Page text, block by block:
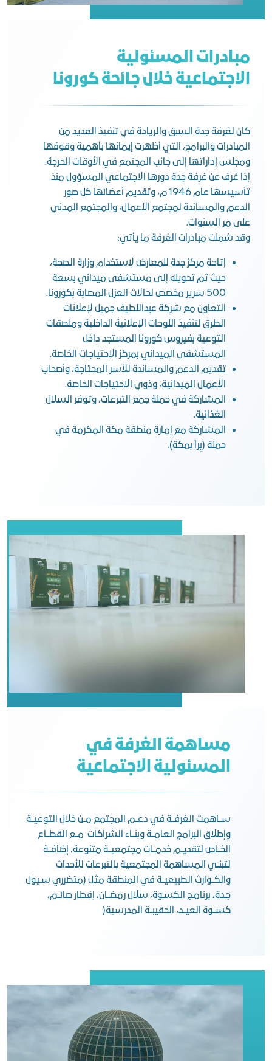
مبادرات المسئولية
الاجتماعية خلال جائحة كورونا
كان لغرفة جدة السبق والريادة في تنفيذ العديد من
المبادرات والبرامج، التي أظهرت إيمانها بأهمية وقوفها
ومجلس إداراتها إلى جانب المجتمع في الأوقات الحرجة.
إذا عُرف عن غرفة جدة دورها الاجتماعي المسؤول منذ
تأسيسها عام 1946 م، وتقديم أعضائها كل صور
الدعم والمساندة لمجتمع الأعمال، والمجتمع المدني
على مر السنوات.
وقد شملت مبادرات الغرفة ما يأتي:
إتاحة مركز جدة للمعارض لاستخدام وزارة الصحة،
حيث تم تحويله إلى مستشفى ميداني بسعة
500 سرير مخصص لحالات العزل المصابة بكورونا.
التعاون مع شركة عبداللطيف جميل لإعلانات
الطرق لتنفيذ اللوحات الإعلانية الداخلية وملصقات
التوعية بفيروس كورونا المستجد داخل
المستشفى الميداني بمركز الاحتياجات الخاصة.
تقديم الدعم والمساندة للأسر المحتاجة، وأصحاب
الأعمال الميدانية، وذوي الاحتياجات الخاصة.
المشاركة في حملة جمع التبرعات، وتوفر السلال
الغذائية.
المشاركة مع إمارة منطقة مكة المكرمة في
حملة (بِراً بمكة).
مساهمة الغرفة في
المسئولية الاجتماعية
ســاهمت الغرفــة في دعــم المجتمع مــن خلال التوعيــة
وإطلاق البرامج العامــة وبنــاء الشراكات مــع القطــاع
الخــاص لتقديــم خدمــات مجتمعيــة متنوعة، إضافــة
لتبنــي المساهمة المجتمعية بالتبرعات للأحداث
والكــوارث الطبيعيــة في المنطقة مثـل (متضرري سـيول
جـدة، برنامـج الكسـوة، سلال رمضــان، إفطار صائــم،
كســوة العيــد، الحقيبــة المدرسية(